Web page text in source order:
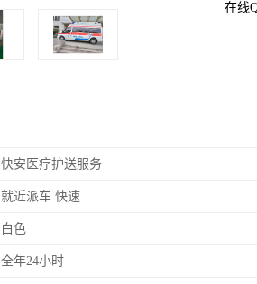
在线
快安医疗护送服务
就近派车 快速
白色
全年24小时